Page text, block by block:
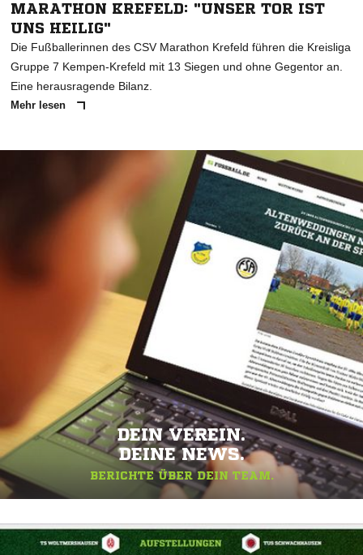
MARATHON KREFELD: "UNSER TOR IST
UNS HEILIG"
Die Fußballerinnen des CSV Marathon Krefeld führen die Kreisliga
Gruppe 7 Kempen-Krefeld mit 13 Siegen und ohne Gegentor an.
Eine herausragende Bilanz.
Mehr lesen
DEIN VEREIN.
DEINE NEWS.
BERICHTE ÜBER DEIN TEAM.